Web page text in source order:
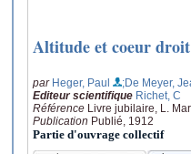
Altitude et coeur droit
par Heger, Paul
;De Meyer,
Editeur scientifique Richet, C
Référence Livre jubilaire, L.
Publication Publié, 1912
Partie d'ouvrage collectif